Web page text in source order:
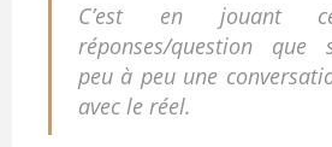
C’est en jouant
réponses/question que
peu à peu une
avec le réel.